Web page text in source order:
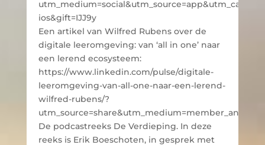
ios&gift=IJJ9y
Een artikel van Wilfred Rubens over de
digitale leeromgeving: van ‘all in one’ naar
een lerend ecosysteem:
https://www.linkedin.com/pulse/digitale-
leeromgeving-van-all-one-naar-een-lerend-
wilfred-rubens/?
De podcastreeks De Verdieping. In deze
reeks is Erik Boeschoten, in gesprek met